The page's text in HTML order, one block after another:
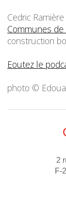
Cedric
Communes de
construction
Eoutez le
photo ©
2
F-